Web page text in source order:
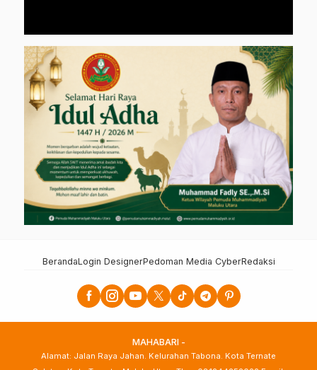
BerandaLogin DesignerPedoman Media CyberRedaksi
MAHABARI -
Alamat: Jalan Raya Jahan. Kelurahan Tabona. Kota Ternate